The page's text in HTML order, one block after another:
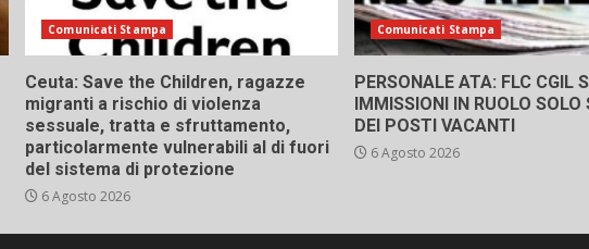
Comunicati Stampa
Ceuta: Save the Children, ragazze
migranti a rischio di violenza
sessuale, tratta e sfruttamento,
particolarmente vulnerabili al di fuori
del sistema di protezione
6 Agosto 2026
Comunicati Stampa
PERSONALE ATA: FLC CGIL
IMMISSIONI IN RUOLO SOLO
DEI POSTI VACANTI
6 Agosto 2026